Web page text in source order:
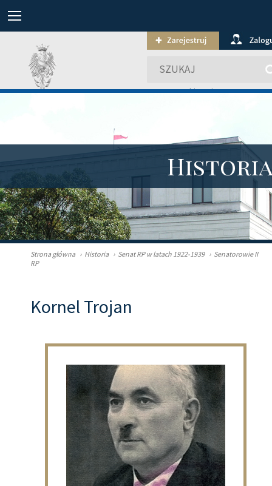
wyszukiwanie
Strona główna › Historia › Senat RP w latach 1922-1939 › Senatorowie II
RP
Kornel Trojan